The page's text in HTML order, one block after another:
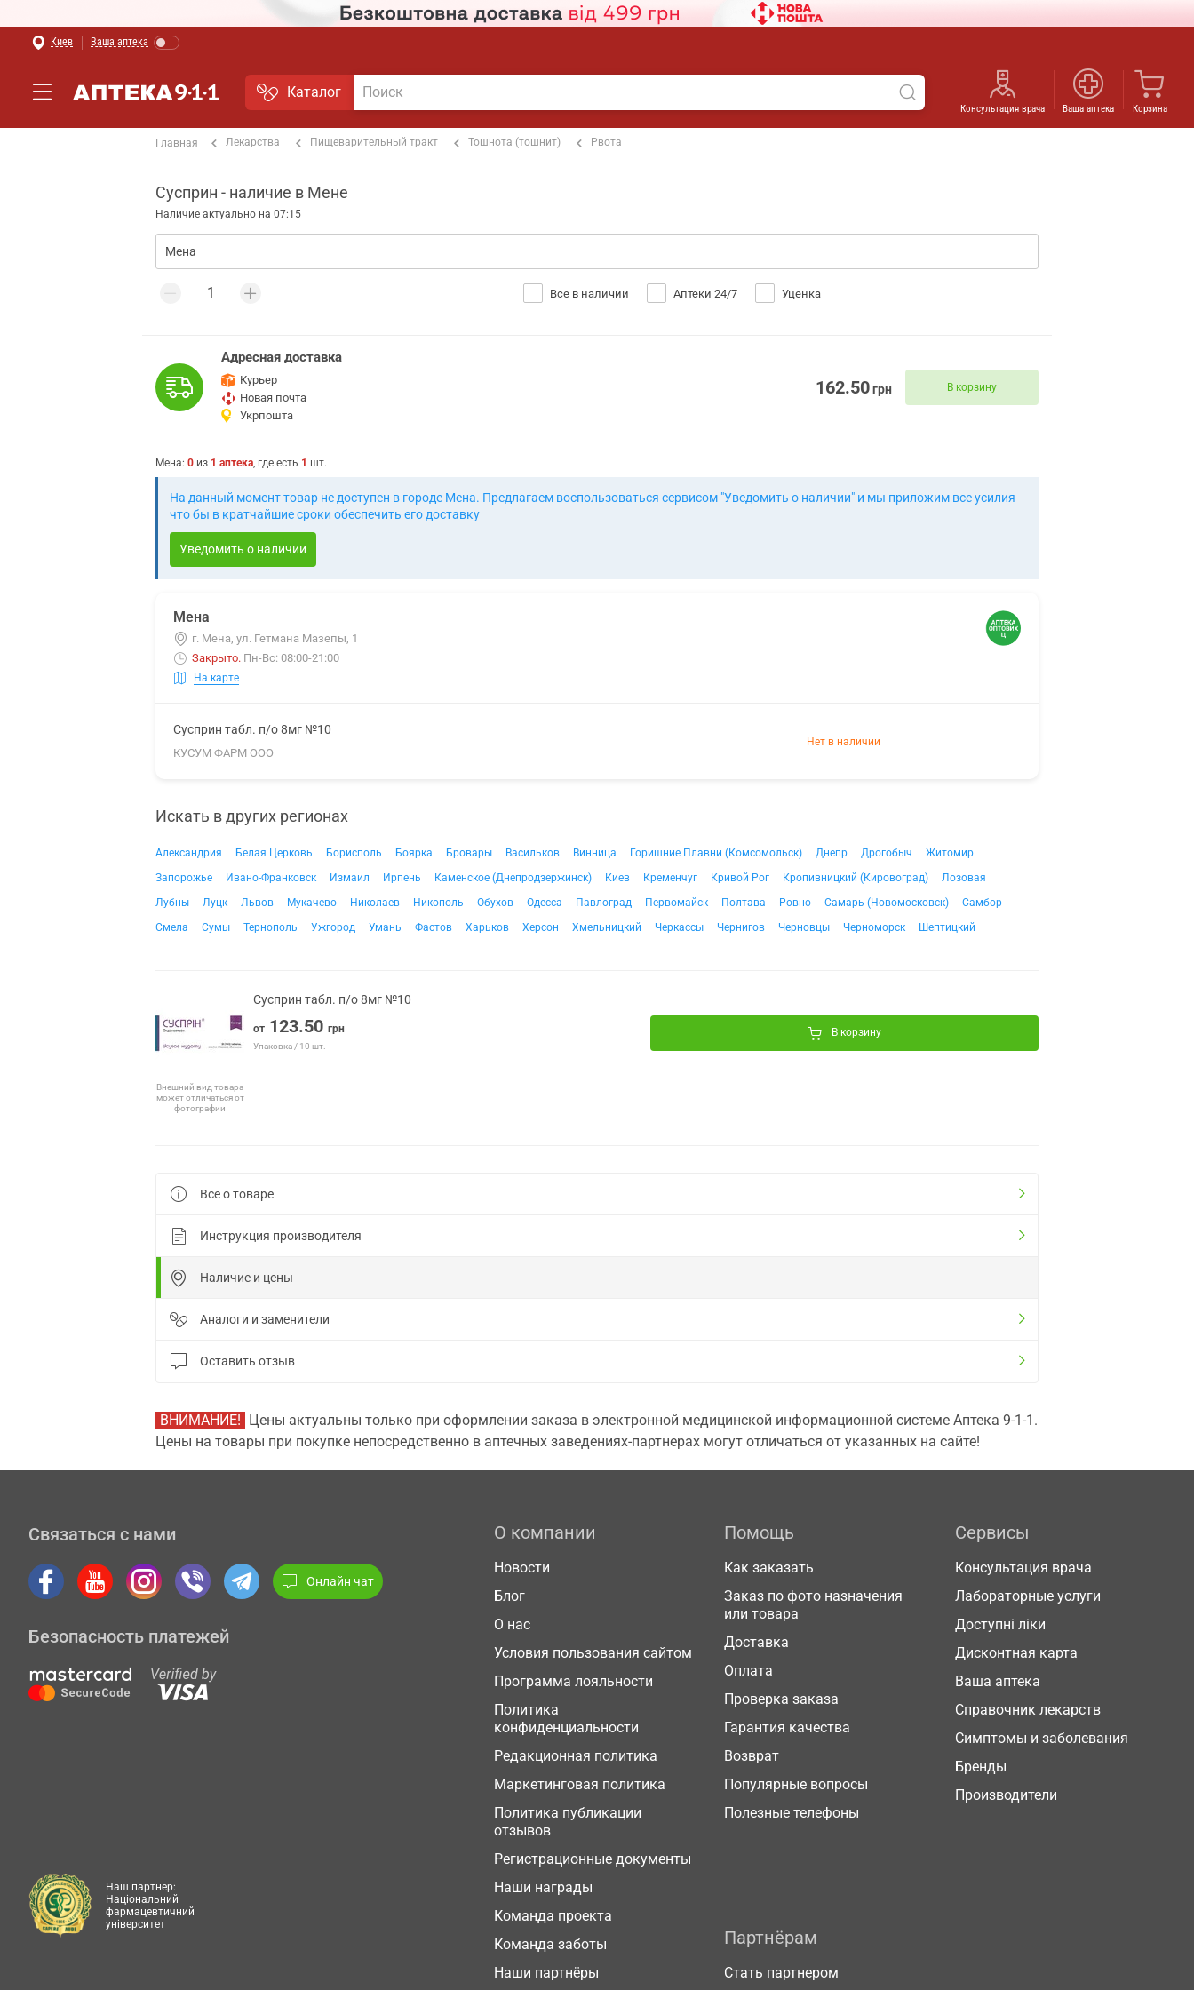
Киев Ваша аптека
Каталог
Консультация врача Ваша аптека Корзина
Главная Лекарства Пищеварительный тракт Тошнота (тошнит) Рвота
Сусприн - наличие в Мене
Наличие актуально на 07:15
Все в наличии Аптеки 24/7 Уценка
Адресная доставка
Курьер
Новая почта
Укрпошта
162.50грн В корзину
Мена: 0 из 1 аптека, где есть 1 шт.
На данный момент товар не доступен в городе Мена. Предлагаем воспользоваться сервисом "Уведомить о наличии" и мы приложим все усилия
что бы в кратчайшие сроки обеспечить его доставку
Уведомить о наличии
Мена
г. Мена, ул. Гетмана Мазепы, 1
Закрыто. Пн-Вс: 08:00-21:00
На карте
Сусприн табл. п/о 8мг №10
КУСУМ ФАРМ ООО
Нет в наличии
Искать в других регионах
Александрия Белая Церковь Борисполь Боярка Бровары Васильков Винница Горишние Плавни (Комсомольск) Днепр Дрогобыч
Житомир
Запорожье
Ивано-Франковск Измаил Ирпень Каменское (Днепродзержинск) Киев Кременчуг Кривой Рог Кропивницкий (Кировоград)
Лозовая
Лубны
Луцк Львов Мукачево Николаев Никополь Обухов Одесса Павлоград Первомайск Полтава Ровно Самарь (Новомосковск)
Самбор
Смела
Сумы Тернополь Ужгород Умань Фастов Харьков Херсон Хмельницкий Черкассы Чернигов Черновцы Черноморск Шептицкий
Внешний вид товара
может отличаться от
фотографии
Сусприн табл. п/о 8мг №10
от 123.50 грн
Упаковка / 10 шт.
В корзину
Все о товаре
Инструкция производителя
Наличие и цены
Аналоги и заменители
Оставить отзыв
ВНИМАНИЕ! Цены актуальны только при оформлении заказа в электронной медицинской информационной системе Аптека 9-1-1.
Цены на товары при покупке непосредственно в аптечных заведениях-партнерах могут отличаться от указанных на сайте!
Связаться с нами
Онлайн чат
Безопасность платежей
О компании
Новости
Блог
О нас
Условия пользования сайтом
Программа лояльности
Политика
конфиденциальности
Редакционная политика
Маркетинговая политика
Политика публикации
отзывов
Регистрационные документы
Наши награды
Команда проекта
Команда заботы
Наши партнёры
Помощь
Как заказать
Заказ по фото назначения
или товара
Доставка
Оплата
Проверка заказа
Гарантия качества
Возврат
Популярные вопросы
Полезные телефоны
Сервисы
Консультация врача
Лабораторные услуги
Доступні ліки
Дисконтная карта
Ваша аптека
Справочник лекарств
Симптомы и заболевания
Бренды
Производители
Партнёрам
Стать партнером
Наш партнер:
Національний
фармацевтичний
університет